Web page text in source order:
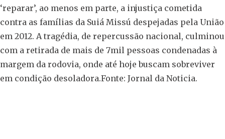
‘reparar’, ao menos em parte, a injustiça cometida
contra as famílias da Suiá Missú despejadas pela União
em 2012. A tragédia, de repercussão nacional, culminou
com a retirada de mais de 7mil pessoas condenadas à
margem da rodovia, onde até hoje buscam sobreviver
em condição desoladora.Fonte: Jornal da Noticia.